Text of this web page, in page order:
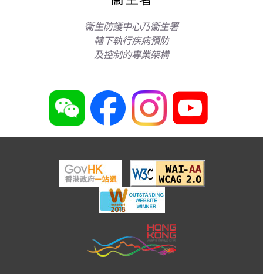
衞生防護中心乃衞生署
轄下執行疾病預防
及控制的專業架構